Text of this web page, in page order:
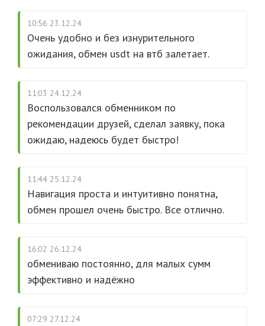
10:56 23.12.24
Очень удобно и без изнурительного
ожидания, обмен usdt на втб залетает.
11:03 24.12.24
Воспользовался обменником по
рекомендации друзей, сделал заявку, пока
ожидаю, надеюсь будет быстро!
11:44 25.12.24
Навигация проста и интуитивно понятна,
обмен прошел очень быстро. Все отлично.
16:02 26.12.24
обмениваю постоянно, для малых сумм
эффективно и надёжно
07:29 27.12.24